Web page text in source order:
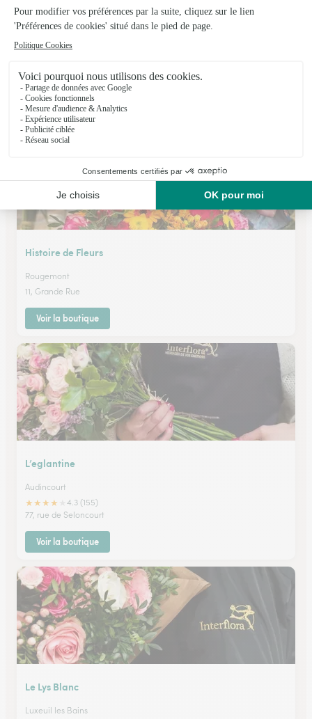
Coeur de Fleurs
Danjoutin
26, rue du Général de Gaulle
Voir la boutique
Histoire de Fleurs
Rougemont
11, Grande Rue
Voir la boutique
L’eglantine
Audincourt
★★★★
4.3 (155)
77, rue de Seloncourt
Voir la boutique
Le Lys Blanc
Luxeuil les Bains